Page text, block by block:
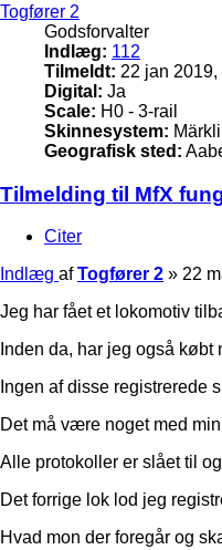
Togfører 2
Godsforvalter
Indlæg: 112
Tilmeldt: 22 jan 2019,
Digital: Ja
Scale: H0 - 3-rail
Skinnesystem:
Geografisk sted:
Tilmelding til MfX
Citer
Indlæg afTogfører 2 » 22
Jeg har fået et lokomotiv
Inden da, har jeg også
Ingen af disse registrerede
Det må være noget med
Alle protokoller er slået til
Det forrige lok lod jeg
Hvad mon der foregår og